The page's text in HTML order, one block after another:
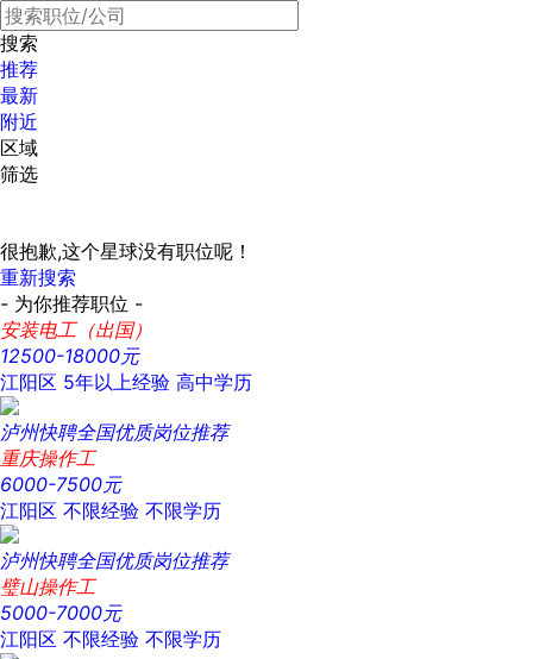
搜索
推荐
最新
附近
区域
筛选
很抱歉,这个星球没有职位呢！
重新搜索
- 为你推荐职位 -
安装电工（出国）
12500-18000元
江阳区 5年以上经验 高中学历
泸州快聘全国优质岗位推荐
重庆操作工
6000-7500元
江阳区 不限经验 不限学历
泸州快聘全国优质岗位推荐
璧山操作工
5000-7000元
江阳区 不限经验 不限学历